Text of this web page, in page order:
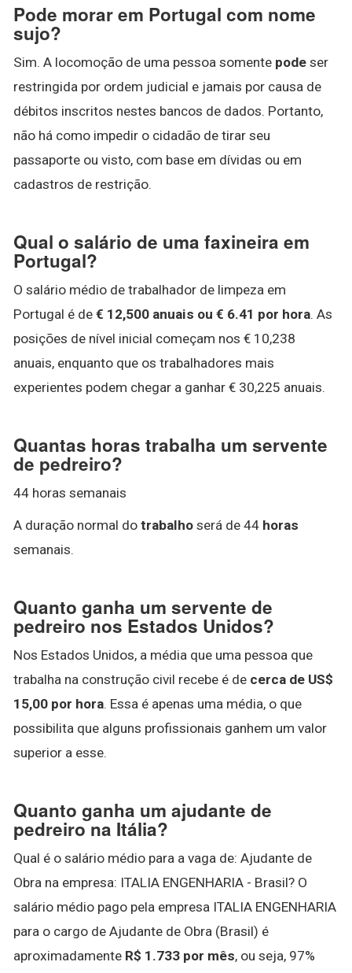
Pode morar em Portugal com nome
sujo?
Sim. A locomoção de uma pessoa somente pode ser
restringida por ordem judicial e jamais por causa de
débitos inscritos nestes bancos de dados. Portanto,
não há como impedir o cidadão de tirar seu
passaporte ou visto, com base em dívidas ou em
cadastros de restrição.
Qual o salário de uma faxineira em
Portugal?
O salário médio de trabalhador de limpeza em
Portugal é de € 12,500 anuais ou € 6.41 por hora. As
posições de nível inicial começam nos € 10,238
anuais, enquanto que os trabalhadores mais
experientes podem chegar a ganhar € 30,225 anuais.
Quantas horas trabalha um servente
de pedreiro?
44 horas semanais
A duração normal do trabalho será de 44 horas
semanais.
Quanto ganha um servente de
pedreiro nos Estados Unidos?
Nos Estados Unidos, a média que uma pessoa que
trabalha na construção civil recebe é de cerca de US$
15,00 por hora. Essa é apenas uma média, o que
possibilita que alguns profissionais ganhem um valor
superior a esse.
Quanto ganha um ajudante de
pedreiro na Itália?
Qual é o salário médio para a vaga de: Ajudante de
Obra na empresa: ITALIA ENGENHARIA - Brasil? O
salário médio pago pela empresa ITALIA ENGENHARIA
para o cargo de Ajudante de Obra (Brasil) é
aproximadamente R$ 1.733 por mês, ou seja, 97%